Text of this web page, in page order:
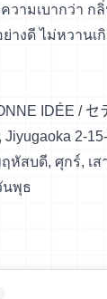
วามเบากว่า ก
างดี ไม่หวานเ
IDÉE / セ
Jiyugaoka 2-
หัสบดี, ศุกร์, เส
นพุธ